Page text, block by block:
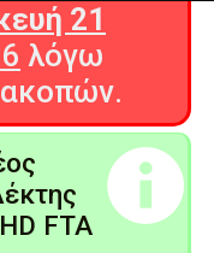
21
λόγω
FTA